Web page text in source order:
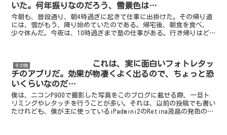
いた。何年振りなのだろう、雪景色は…
今朝も、普段通り、朝4時過ぎに起きて仕事に出掛けた。その帰り道
には、雪がもう、降り始めていたのである。帰宅後、朝食を食べ、
少々休んだ。今夜は、10時過ぎまで塾の仕事がある。行き帰りはど
その他
これは、実に面白いフォトレタッ
チのアプリだ。効果が物凄くよく出るので、ちょっと恐
いくらいなのだ…
僕は、ニコンP900で撮影した写真をこのブログに載せる際、一旦ト
リミングやレタッチを行うことが多い。それは、以前の投稿でも書い
たけれども、僕が主に使っているiPadmini2のRetina液晶の発色の通